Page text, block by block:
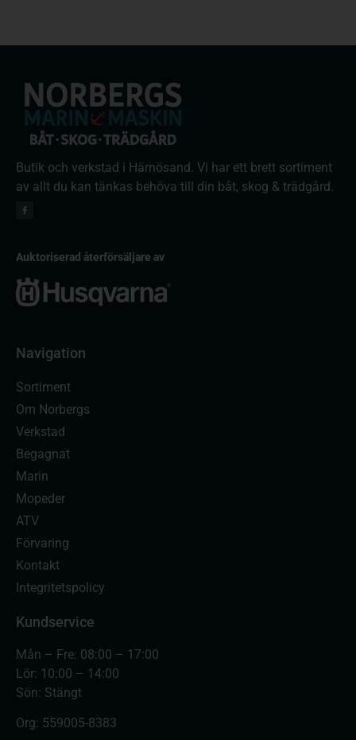
Butik och verkstad i Härnösand. Vi har ett brett sortiment
av allt du kan tänkas behöva till din båt, skog & trädgård.
Auktoriserad återförsäljare av
Navigation
Sortiment
Om Norbergs
Verkstad
Begagnat
Marin
Mopeder
ATV
Förvaring
Kontakt
Integritetspolicy
Kundservice
Mån – Fre: 08:00 – 17:00
Lör: 10:00 – 14:00
Sön: Stängt
Org: 559005-8383